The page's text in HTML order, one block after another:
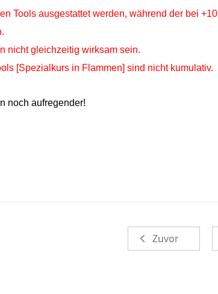
Tools ausgestattet werden, während der bei +10
nicht gleichzeitig wirksam sein.
[Spezialkurs in Flammen] sind nicht kumulativ.
noch aufregender!
Zuvor